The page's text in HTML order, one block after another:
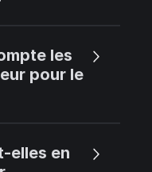
les
pour le
elles en